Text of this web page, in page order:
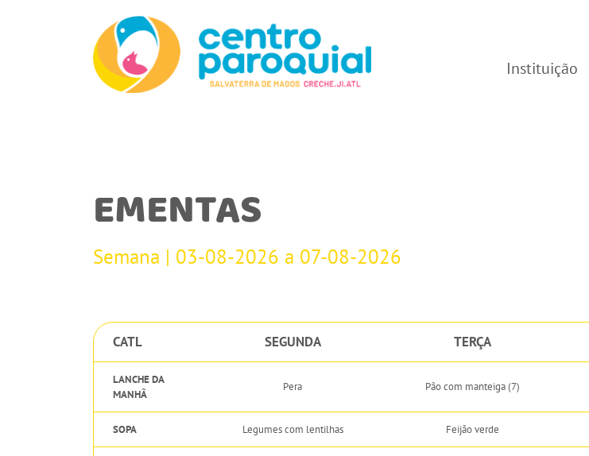
Instituição
EMENTAS
Semana | 03-08-2026 a 07-08-2026
CATL SEGUNDA TERÇA
LANCHE DA
MANHÃ
Pera Pão com manteiga (7)
SOPA Legumes com lentilhas Feijão verde